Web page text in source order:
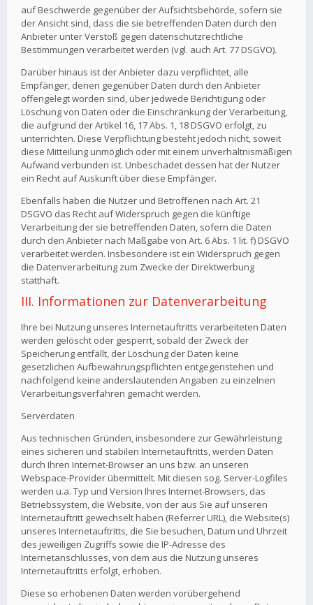
auf Beschwerde gegenüber der Aufsichtsbehörde, sofern sie
der Ansicht sind, dass die sie betreffenden Daten durch den
Anbieter unter Verstoß gegen datenschutzrechtliche
Bestimmungen verarbeitet werden (vgl. auch Art. 77 DSGVO).
Darüber hinaus ist der Anbieter dazu verpflichtet, alle
Empfänger, denen gegenüber Daten durch den Anbieter
offengelegt worden sind, über jedwede Berichtigung oder
Löschung von Daten oder die Einschränkung der Verarbeitung,
die aufgrund der Artikel 16, 17 Abs. 1, 18 DSGVO erfolgt, zu
unterrichten. Diese Verpflichtung besteht jedoch nicht, soweit
diese Mitteilung unmöglich oder mit einem unverhältnismäßigen
Aufwand verbunden ist. Unbeschadet dessen hat der Nutzer
ein Recht auf Auskunft über diese Empfänger.
Ebenfalls haben die Nutzer und Betroffenen nach Art. 21
DSGVO das Recht auf Widerspruch gegen die künftige
Verarbeitung der sie betreffenden Daten, sofern die Daten
durch den Anbieter nach Maßgabe von Art. 6 Abs. 1 lit. f) DSGVO
verarbeitet werden. Insbesondere ist ein Widerspruch gegen
die Datenverarbeitung zum Zwecke der Direktwerbung
statthaft.
III. Informationen zur Datenverarbeitung
Ihre bei Nutzung unseres Internetauftritts verarbeiteten Daten
werden gelöscht oder gesperrt, sobald der Zweck der
Speicherung entfällt, der Löschung der Daten keine
gesetzlichen Aufbewahrungspflichten entgegenstehen und
nachfolgend keine anderslautenden Angaben zu einzelnen
Verarbeitungsverfahren gemacht werden.
Serverdaten
Aus technischen Gründen, insbesondere zur Gewährleistung
eines sicheren und stabilen Internetauftritts, werden Daten
durch Ihren Internet-Browser an uns bzw. an unseren
Webspace-Provider übermittelt. Mit diesen sog. Server-Logfiles
werden u.a. Typ und Version Ihres Internet-Browsers, das
Betriebssystem, die Website, von der aus Sie auf unseren
Internetauftritt gewechselt haben (Referrer URL), die Website(s)
unseres Internetauftritts, die Sie besuchen, Datum und Uhrzeit
des jeweiligen Zugriffs sowie die IP-Adresse des
Internetanschlusses, von dem aus die Nutzung unseres
Internetauftritts erfolgt, erhoben.
Diese so erhobenen Daten werden vorübergehend